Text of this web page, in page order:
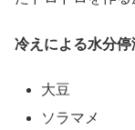
冷えによる水分停
大豆
ソラマメ